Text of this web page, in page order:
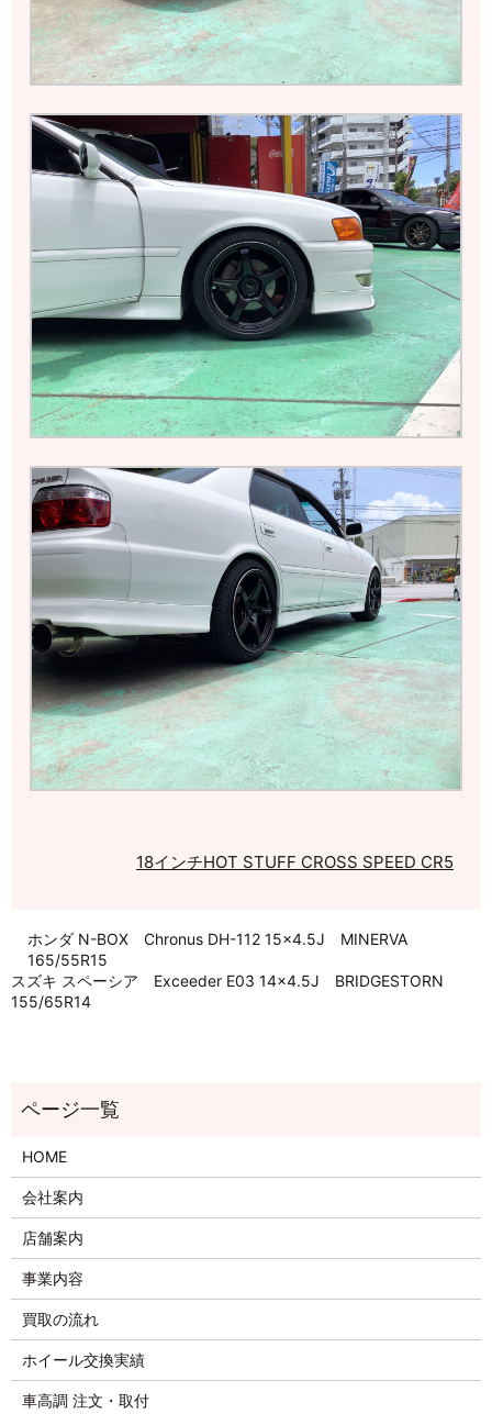
18インチHOT STUFF CROSS SPEED CR5
ホンダ N-BOX Chronus DH-112 15×4.5J MINERVA
165/55R15
スズキ スペーシア Exceeder E03 14×4.5J BRIDGESTORN
155/65R14
HOME
会社案内
店舗案内
事業内容
買取の流れ
ホイール交換実績
車高調 注文・取付